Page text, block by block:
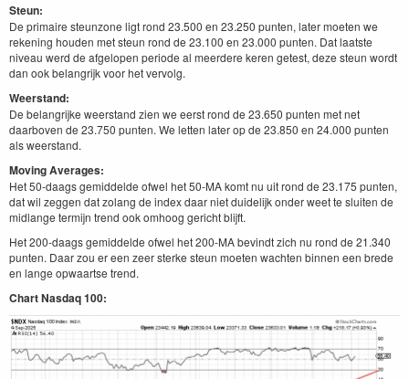
Steun:
De primaire steunzone ligt rond 23.500 en 23.250 punten, later moeten we
rekening houden met steun rond de 23.100 en 23.000 punten. Dat laatste
niveau werd de afgelopen periode al meerdere keren getest, deze steun wordt
dan ook belangrijk voor het vervolg.
Weerstand:
De belangrijke weerstand zien we eerst rond de 23.650 punten met net
daarboven de 23.750 punten. We letten later op de 23.850 en 24.000 punten
als weerstand.
Moving Averages:
Het 50-daags gemiddelde ofwel het 50-MA komt nu uit rond de 23.175 punten,
dat wil zeggen dat zolang de index daar niet duidelijk onder weet te sluiten de
midlange termijn trend ook omhoog gericht blijft.
Het 200-daags gemiddelde ofwel het 200-MA bevindt zich nu rond de 21.340
punten. Daar zou er een zeer sterke steun moeten wachten binnen een brede
en lange opwaartse trend.
Chart Nasdaq 100: